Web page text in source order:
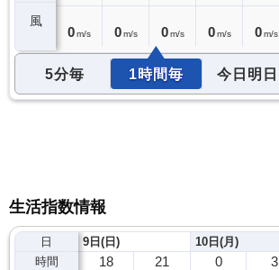
風
0 m/s 0 m/s 0 m/s 0 m/s 0 m/s
5分毎 1時間毎 今日明日
生活指数情報
日
時間
9日(日)
18 21
10日(月)
0 3